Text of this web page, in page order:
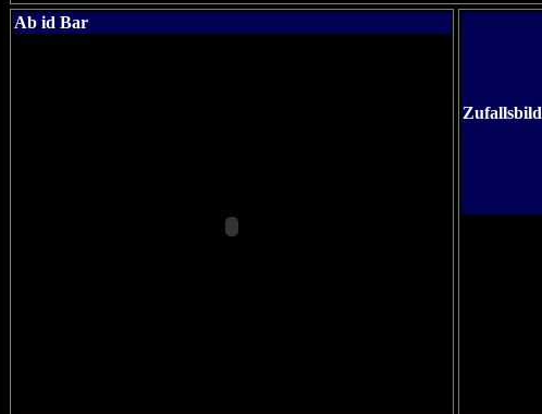
Ab id Bar
Zufallsbild